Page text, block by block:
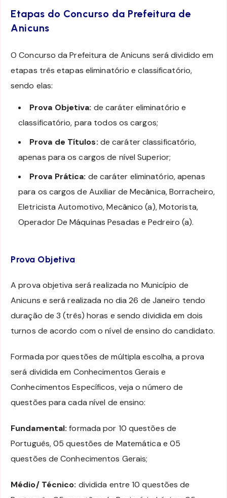
Etapas do Concurso da Prefeitura de
Anicuns
O Concurso da Prefeitura de Anicuns será dividido em
etapas três etapas eliminatório e classificatório,
sendo elas:
Prova Objetiva: de caráter eliminatório e
classificatório, para todos os cargos;
Prova de Títulos: de caráter classificatório,
apenas para os cargos de nível Superior;
Prova Prática: de caráter eliminatório, apenas
para os cargos de Auxiliar de Mecânica, Borracheiro,
Eletricista Automotivo, Mecânico (a), Motorista,
Operador De Máquinas Pesadas e Pedreiro (a).
Prova Objetiva
A prova objetiva será realizada no Município de
Anicuns e será realizada no dia 26 de Janeiro tendo
duração de 3 (três) horas e sendo dividida em dois
turnos de acordo com o nível de ensino do candidato.
Formada por questões de múltipla escolha, a prova
será dividida em Conhecimentos Gerais e
Conhecimentos Específicos, veja o número de
questões para cada nível de ensino:
Fundamental:formada por 10 questões de
Português, 05 questões de Matemática e 05
questões de Conhecimentos Gerais;
Médio/ Técnico: dividida entre 10 questões de